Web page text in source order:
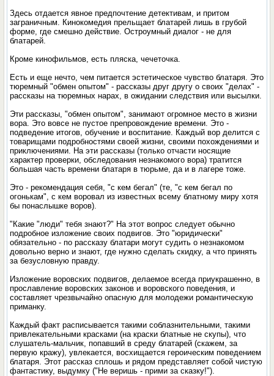
Здесь отдается явное предпочтение детективам, и притом
заграничным. Кинокомедия прельщает блатарей лишь в грубой
форме, где смешно действие. Остроумный диалог - не для
блатарей.
Кроме кинофильмов, есть пляска, чечеточка.
Есть и еще нечто, чем питается эстетическое чувство блатаря. Это
тюремный "обмен опытом" - рассказы друг другу о своих "делах" -
рассказы на тюремных нарах, в ожидании следствия или высылки.
Эти рассказы, "обмен опытом", занимают огромное место в жизни
вора. Это вовсе не пустое препровождение времени. Это -
подведение итогов, обучение и воспитание. Каждый вор делится с
товарищами подробностями своей жизни, своими похождениями и
приключениями. На эти рассказы (только отчасти носящие
характер проверки, обследования незнакомого вора) тратится
большая часть времени блатаря в тюрьме, да и в лагере тоже.
Это - рекомендация себя, "с кем бегал" (те, "с кем бегал по
огонькам", с кем воровал из известных всему блатному миру хотя
бы понаслышке воров).
"Какие "люди" тебя знают?" На этот вопрос следует обычно
подробное изложение своих подвигов. Это "юридически"
обязательно - по рассказу блатари могут судить о незнакомом
довольно верно и знают, где нужно сделать скидку, а что принять
за безусловную правду.
Изложение воровских подвигов, делаемое всегда приукрашенно, в
прославление воровских законов и воровского поведения, и
составляет чрезвычайно опасную для молодежи романтическую
приманку.
Каждый факт расписывается такими соблазнительными, такими
привлекательными красками (на краски блатные не скупы), что
слушатель-мальчик, попавший в среду блатарей (скажем, за
первую кражу), увлекается, восхищается героическим поведением
блатаря. Этот рассказ сплошь и рядом представляет собой чистую
фантастику, выдумку ("Не веришь - прими за сказку!").